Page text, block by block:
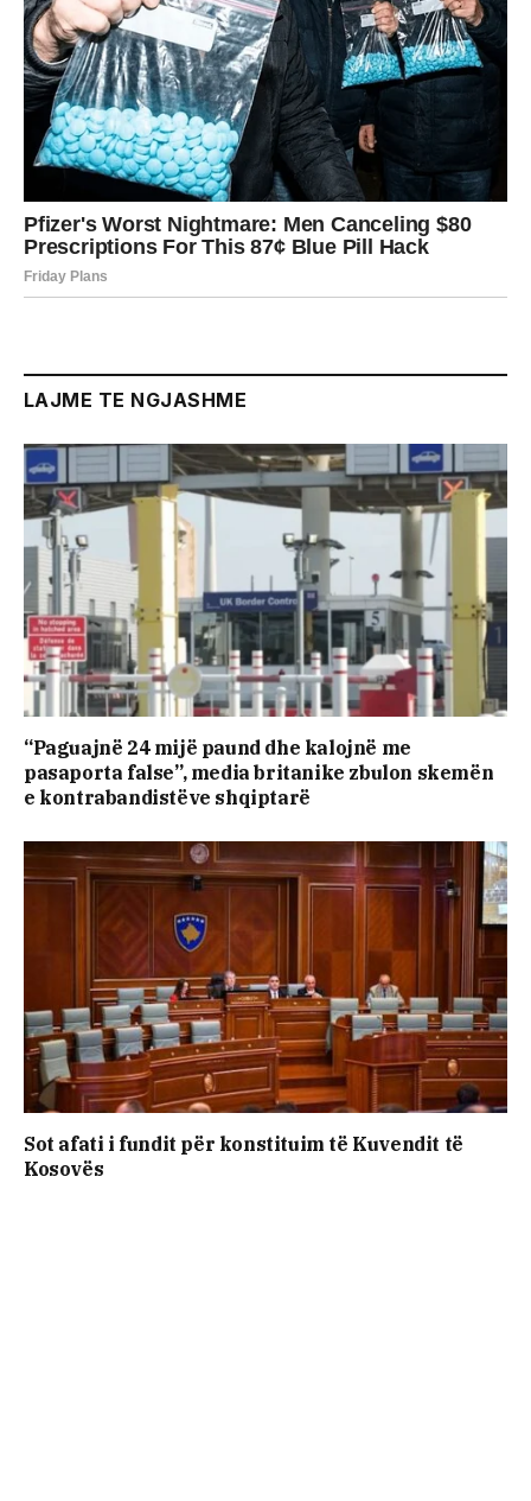
LAJME TE NGJASHME
“Paguajnë 24 mijë paund dhe kalojnë me
pasaporta false”, media britanike zbulon skemën
e kontrabandistëve shqiptarë
Sot afati i fundit për konstituim të Kuvendit të
Kosovës